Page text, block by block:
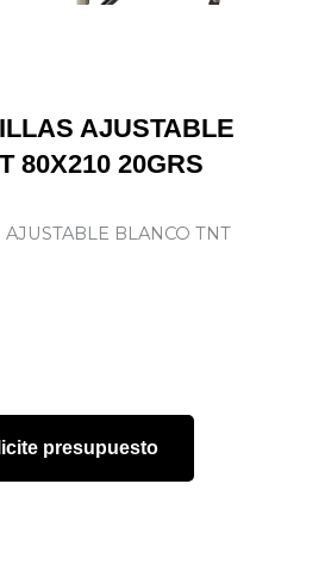
AJUSTABLE
80X210 20GRS
BLANCO TNT
presupuesto